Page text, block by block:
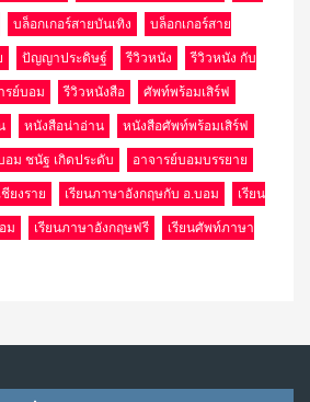
บล็อกเกอร์สายบันเทิง บล็อกเกอร์สาย
ปัญญาประดิษฐ์ รีวิวหนัง รีวิวหนัง กับ
รย์บอม รีวิวหนังสือ ศัพท์พร้อมเสิร์ฟ
หนังสือน่าอ่าน หนังสือศัพท์พร้อมเสิร์ฟ
อม ชนัฐ เกิดประดับ อาจารย์บอมบรรยาย
ชียงราย เรียนภาษาอังกฤษกับ อ.บอม เรียน
ม เรียนภาษาอังกฤษฟรี เรียนศัพท์ภาษา